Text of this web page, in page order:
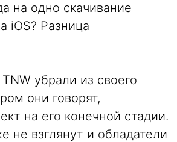
на одно скачивание
iOS? Разница
убрали из своего
они говорят,
на его конечной стадии.
не взглянут и обладатели